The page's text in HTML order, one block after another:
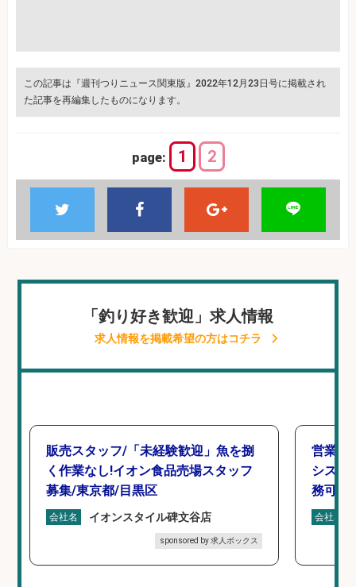
この記事は『週刊つりニュース関東版』2022年12月23日号に掲載され
た記事を再編集したものになります。
page: 1 2
「釣り好き歓迎」求人情報
求人情報を掲載希望の方はコチラ
販売スタッフ/「未経験歓迎」魚を捌
く作業なし!イオン食品売場スタッフ
募集/東京都/目黒区
会社名 イオンスタイル碑文谷店
sponsored by 求人ボックス
営業事
シスタ
務可/
会社名